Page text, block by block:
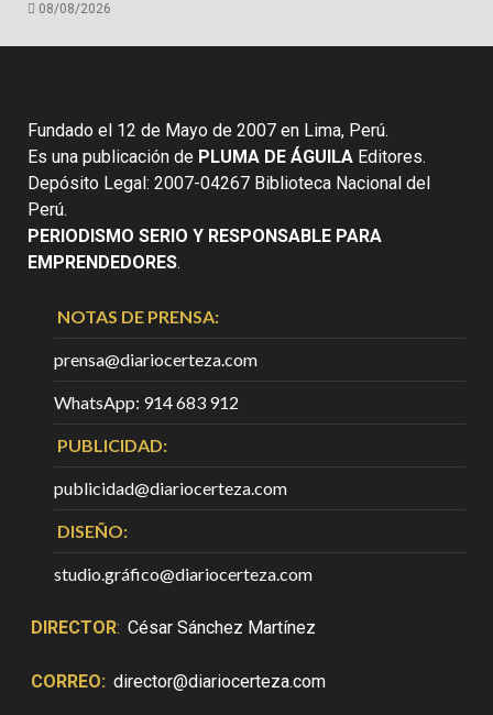
08/08/2026
Fundado el 12 de Mayo de 2007 en Lima, Perú.
Es una publicación de PLUMA DE ÁGUILA Editores.
Depósito Legal: 2007-04267 Biblioteca Nacional del
Perú.
PERIODISMO SERIO Y RESPONSABLE PARA
EMPRENDEDORES.
NOTAS DE PRENSA:
prensa@diariocerteza.com
WhatsApp: 914 683 912
PUBLICIDAD:
publicidad@diariocerteza.com
DISEÑO:
studio.gráfico@diariocerteza.com
DIRECTOR: César Sánchez Martínez
CORREO: director@diariocerteza.com